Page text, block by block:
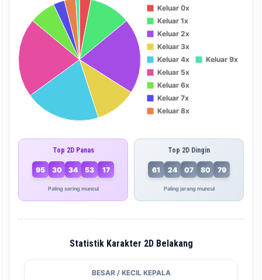
Top 2D Panas
95 30 34 53 17
Paling sering muncul
Top 2D Dingin
61 24 07 80 79
Paling jarang muncul
Statistik Karakter 2D Belakang
BESAR / KECIL KEPALA